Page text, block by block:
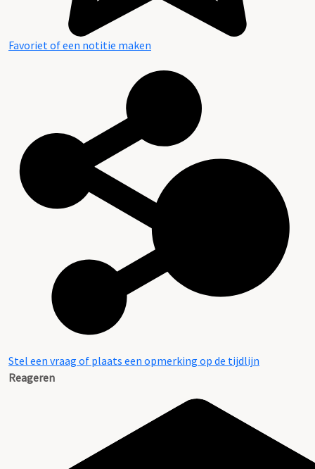
Inhoud en structuur van het archief
Aanwijzingen voor de gebruiker
Favoriet of een notitie maken
Stel een vraag of plaats een opmerking op de tijdlijn
Reageren